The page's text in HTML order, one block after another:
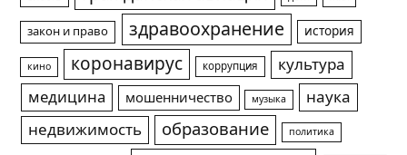
закон и право здравоохранение история
кино коронавирус коррупция
культура
медицина
мошенничество музыка
наука
недвижимость
образование политика